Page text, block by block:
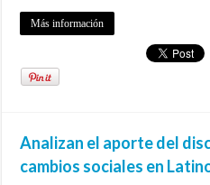
Más información
Analizan el aporte del
cambios sociales en